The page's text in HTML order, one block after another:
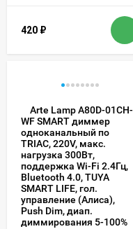
420 ₽
Arte Lamp A80D-01CH-
WF SMART диммер
одноканальный по
TRIAC, 220V, макс.
нагрузка 300Вт,
поддержка Wi-Fi 2.4Гц,
Bluetooth 4.0, TUYA
SMART LIFE, гол.
управление (Алиса),
Push Dim, диап.
диммирования 5-100%